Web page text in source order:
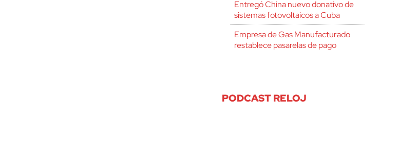
Entregó China nuevo donativo de
sistemas fotovoltaicos a Cuba
Empresa de Gas Manufacturado
restablece pasarelas de pago
PODCAST RELOJ